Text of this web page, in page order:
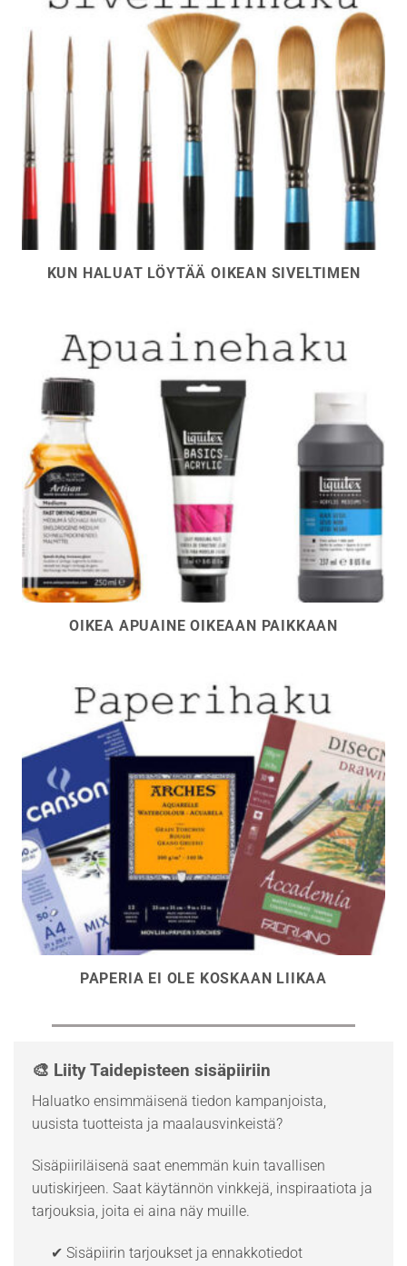
KUN HALUAT LÖYTÄÄ OIKEAN SIVELTIMEN
OIKEA APUAINE OIKEAAN PAIKKAAN
PAPERIA EI OLE KOSKAAN LIIKAA
🎨 Liity Taidepisteen sisäpiiriin
Haluatko ensimmäisenä tiedon kampanjoista,
uusista tuotteista ja maalausvinkeistä?
Sisäpiiriläisenä saat enemmän kuin tavallisen
uutiskirjeen. Saat käytännön vinkkejä, inspiraatiota ja
tarjouksia, joita ei aina näy muille.
✔ Sisäpiirin tarjoukset ja ennakkotiedot